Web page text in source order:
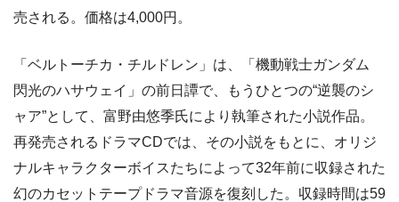
売される。価格は4,000円。
「ベルトーチカ・チルドレン」は、「機動戦士ガンダム
閃光のハサウェイ」の前日譚で、もうひとつの“逆襲のシ
ャア”として、富野由悠季氏により執筆された小説作品。
再発売されるドラマCDでは、その小説をもとに、オリジ
ナルキャラクターボイスたちによって32年前に収録された
幻のカセットテープドラマ音源を復刻した。収録時間は59